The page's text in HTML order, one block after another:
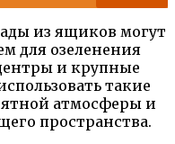
из ящиков могут
для озеленения
и крупные
такие
атмосферы и
пространства.